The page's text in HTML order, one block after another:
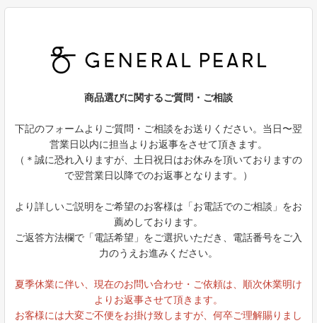
商品選びに関するご質問・ご相談
下記のフォームよりご質問・ご相談をお送りください。当日〜翌
営業日以内に担当よりお返事をさせて頂きます。
（＊誠に恐れ入りますが、土日祝日はお休みを頂いておりますの
で翌営業日以降でのお返事となります。）
より詳しいご説明をご希望のお客様は「お電話でのご相談」をお
薦めしております。
ご返答方法欄で「電話希望」をご選択いただき、電話番号をご入
力のうえお進みください。
夏季休業に伴い、現在のお問い合わせ・ご依頼は、順次休業明け
よりお返事させて頂きます。
お客様には大変ご不便をお掛け致しますが、何卒ご理解賜りまし